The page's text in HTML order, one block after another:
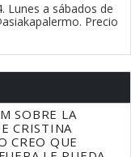
Lunes a sábados de
Precio
SOBRE LA
CRISTINA
CREO QUE